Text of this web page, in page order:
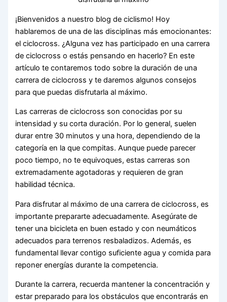
¡Bienvenidos a nuestro blog de ciclismo! Hoy
hablaremos de una de las disciplinas más emocionantes:
el ciclocross. ¿Alguna vez has participado en una carrera
de ciclocross o estás pensando en hacerlo? En este
artículo te contaremos todo sobre la duración de una
carrera de ciclocross y te daremos algunos consejos
para que puedas disfrutarla al máximo.
Las carreras de ciclocross son conocidas por su
intensidad y su corta duración. Por lo general, suelen
durar entre 30 minutos y una hora, dependiendo de la
categoría en la que compitas. Aunque puede parecer
poco tiempo, no te equivoques, estas carreras son
extremadamente agotadoras y requieren de gran
habilidad técnica.
Para disfrutar al máximo de una carrera de ciclocross, es
importante prepararte adecuadamente. Asegúrate de
tener una bicicleta en buen estado y con neumáticos
adecuados para terrenos resbaladizos. Además, es
fundamental llevar contigo suficiente agua y comida para
reponer energías durante la competencia.
Durante la carrera, recuerda mantener la concentración y
estar preparado para los obstáculos que encontrarás en